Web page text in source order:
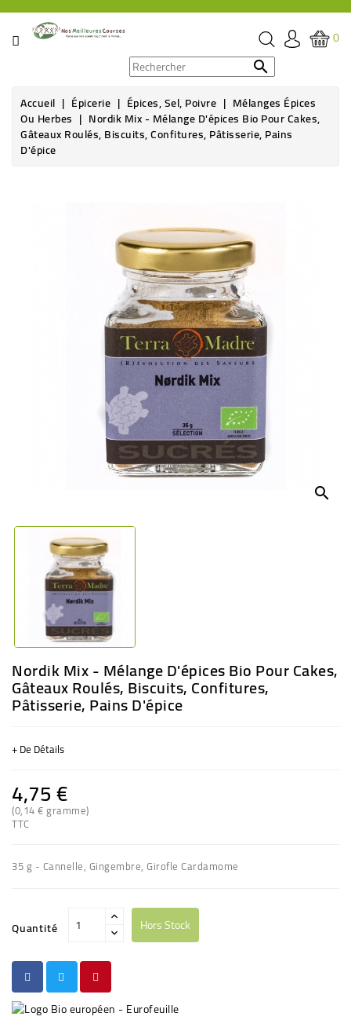
CATÉGORIE
ÉPICERIE
THÉ,
0

Accueil Épicerie Épices, Sel, Poivre Mélanges Épices
Ou Herbes Nordik Mix - Mélange D'épices Bio Pour Cakes,
Gâteaux Roulés, Biscuits, Confitures, Pâtisserie, Pains
D'épice
search
Nordik Mix - Mélange D'épices Bio Pour Cakes,
Gâteaux Roulés, Biscuits, Confitures,
Pâtisserie, Pains D'épice
+ De Détails
4,75 €
(0,14 € gramme)
TTC
35 g - Cannelle, Gingembre, Girofle Cardamome
Quantité Hors Stock